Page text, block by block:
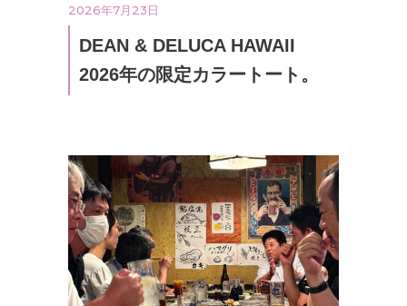
2026年7月23日
DEAN & DELUCA HAWAII
2026年の限定カラートート。